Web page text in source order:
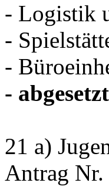
- Logistik
-
-
-
21 a)
Antrag Nr.